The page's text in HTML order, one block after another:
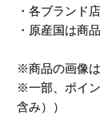
・各ブランド
・原産国は商
※商品の画像
※一部、ポイ
含み））